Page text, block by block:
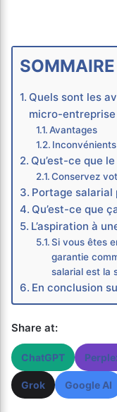
SOMMAIRE
Quels sont les
micro-entreprise
Avantages
Inconvénients
Qu’est-ce que
Conservez
Portage salarial
Qu’est-ce que
L’aspiration à
Si vous êtes
garantie
salarial est la
En conclusion
Share at:
ChatGPT
Grok Google AI